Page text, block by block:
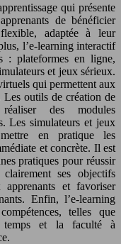
qui présente
de bénéficier
flexible, adaptée à leur
l’e-learning interactif
: plateformes en ligne,
et jeux sérieux.
qui permettent aux
Les outils de création de
des modules
Les simulateurs et jeux
en pratique les
et concrète. Il est
pratiques pour réussir
ses objectifs
apprenants et favoriser
Enfin, l’e-learning
telles que
temps et la faculté à